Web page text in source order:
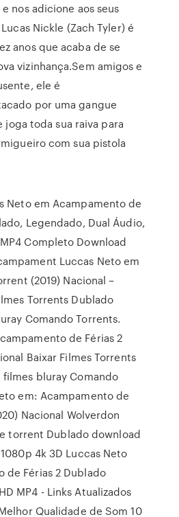
nos adicione aos seus
Nickle (Zach Tyler) é
anos que acaba de se
vizinhança.Sem amigos e
ele é
por uma gangue
toda sua raiva para
com sua pistola
Neto em Acampamento de
Legendado, Dual Áudio,
Completo Download
Luccas Neto em
(2019) Nacional –
Torrents Dublado
Comando Torrents.
de Férias 2
Baixar Filmes Torrents
bluray Comando
em: Acampamento de
Nacional Wolverdon
torrent Dublado download
4k 3D Luccas Neto
de Férias 2 Dublado
MP4 - Links Atualizados
Qualidade de Som 10